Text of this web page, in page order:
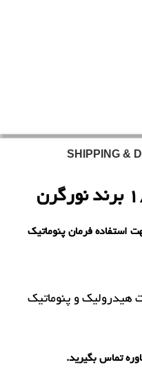
SHIPPING &
هیدرولیک و پنوماتیک
تماس بگیرید.